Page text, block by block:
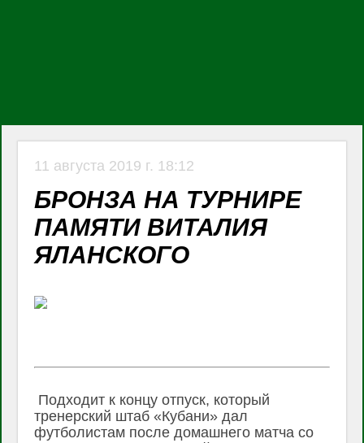
11 августа 2019 г. 18:12
БРОНЗА НА ТУРНИРЕ
ПАМЯТИ ВИТАЛИЯ
ЯЛАНСКОГО
Подходит к концу отпуск, который
тренерский штаб «Кубани» дал
футболистам после домашнего матча со